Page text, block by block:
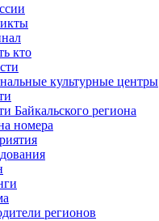
кто
культурные центры
Байкальского региона
номера
регионов